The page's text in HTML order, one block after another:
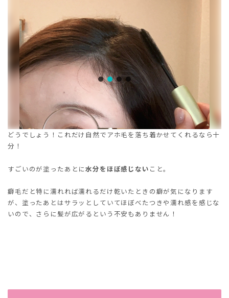
どうでしょう！これだけ自然でアホ毛を落ち着かせてくれるなら十
分！
すごいのが塗ったあとに水分をほぼ感じない こと。
癖毛だと特に濡れれば濡れるだけ乾いたときの癖が気になります
が、塗ったあとはサラッとしていてほぼべたつきや濡れ感を感じな
いので、さらに髪が広がるという不安もありません！